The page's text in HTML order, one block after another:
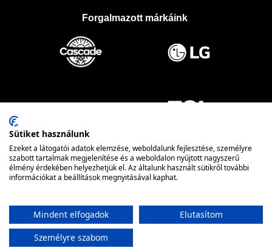
Forgalmazott márkáink
Sütiket használunk
Ezeket a látogatói adatok elemzése, weboldalunk fejlesztése, személyre
szabott tartalmak megjelenítése és a weboldalon nyújtott nagyszerű
élmény érdekében helyezhetjük el. Az általunk használt sütikről további
információkat a beállítások megnyitásával kaphat.
Mindent elfogadok
Elutasítom
Személyre szabom